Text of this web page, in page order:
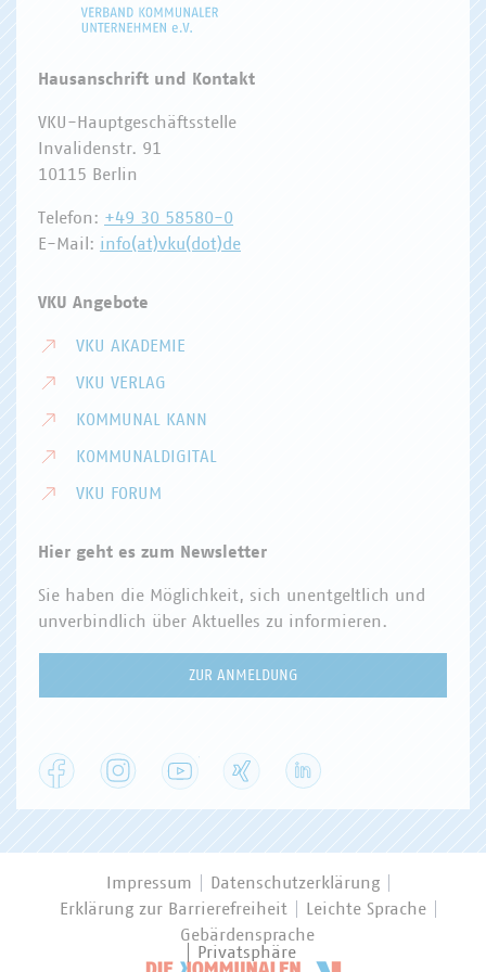
Hausanschrift und Kontakt
VKU-Hauptgeschäftsstelle
Invalidenstr. 91
10115 Berlin
Telefon: +49 30 58580-0
E-Mail: info(at)vku(dot)de
VKU Angebote
VKU AKADEMIE
VKU VERLAG
KOMMUNAL KANN
KOMMUNALDIGITAL
VKU FORUM
Hier geht es zum Newsletter
Sie haben die Möglichkeit, sich unentgeltlich und
unverbindlich über Aktuelles zu informieren.
ZUR ANMELDUNG
Facebook Instagram YouTube
Impressum
Datenschutzerklärung
Erklärung zur Barrierefreiheit
Leichte Sprache
Gebärdensprache
Privatsphäre